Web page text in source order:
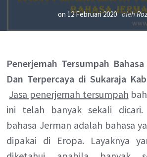
on 12 Februari 2020 oleh
Penerjemah Tersumpah
Dan Terpercaya di Sukaraja
Jasa penerjemah tersumpah
ini telah banyak sekali
bahasa Jerman adalah bahasa
dipakai di Eropa. Layaknya